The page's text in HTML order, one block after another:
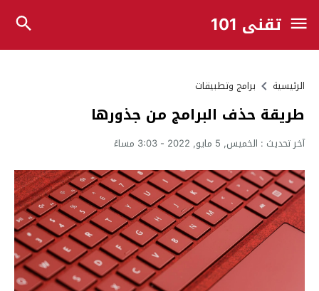
تقني 101
الرئيسية برامج وتطبيقات
طريقة حذف البرامج من جذورها
آخر تحديث : الخميس, 5 مايو, 2022 - 3:03 مساءً